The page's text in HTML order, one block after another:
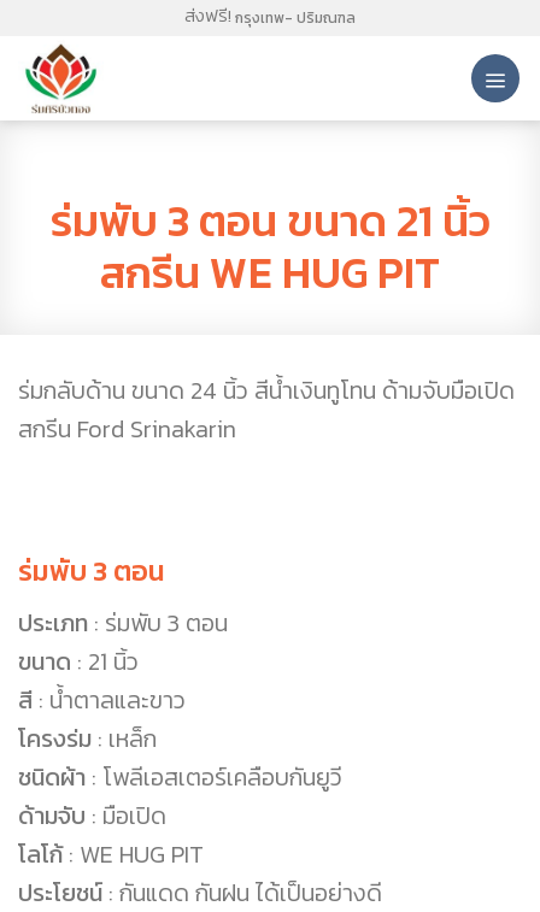
content
ส่งฟรี! กรุงเทพ- ปริมณฑล
ร่มพับ 3 ตอน ขนาด 21 นิ้ว
สกรีน WE HUG PIT
ร่มกลับด้าน ขนาด 24 นิ้ว สีน้ำเงินทูโทน ด้ามจับมือเปิด
สกรีน Ford Srinakarin
ร่มพับ 3 ตอน
ประเภท : ร่มพับ 3 ตอน
ขนาด : 21 นิ้ว
สี : น้ำตาลและขาว
โครงร่ม : เหล็ก
ชนิดผ้า : โพลีเอสเตอร์เคลือบกันยูวี
ด้ามจับ : มือเปิด
โลโก้: WE HUG PIT
ประโยชน์ : กันแดด กันฝน ได้เป็นอย่างดี